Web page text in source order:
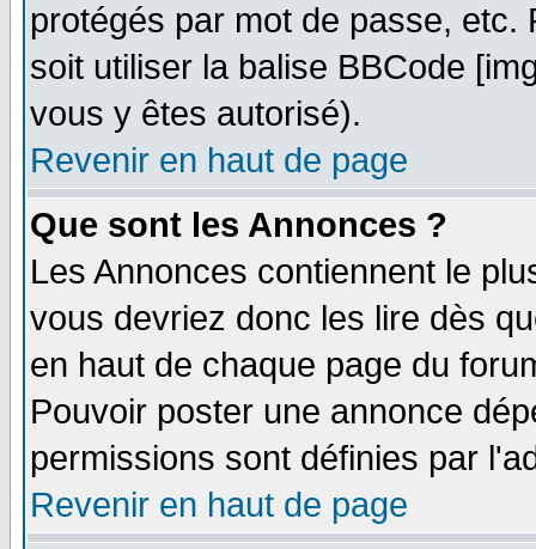
protégés par mot de passe,
soit utiliser la balise BBCode
vous y êtes autorisé).
Revenir en haut de page
Que sont les Annonces ?
Les Annonces contiennent le
vous devriez donc les lire dès
en haut de chaque page du
Pouvoir poster une annonce
permissions sont définies par
Revenir en haut de page